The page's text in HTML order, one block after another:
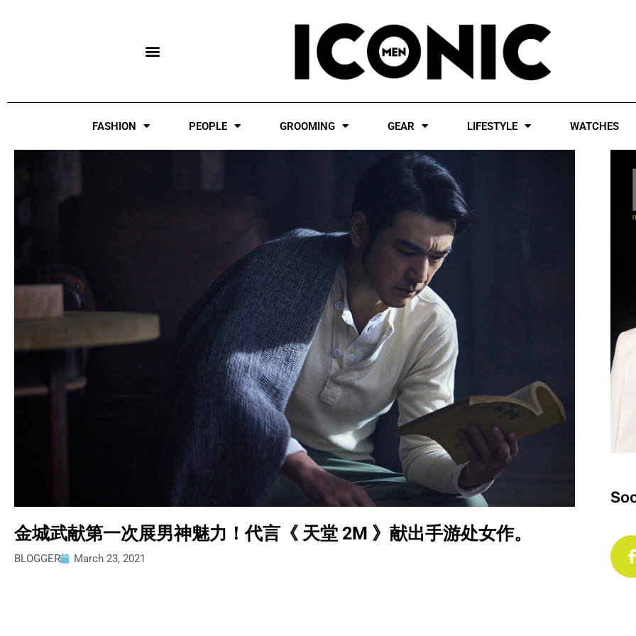
FASHION PEOPLE GROOMING GEAR LIFESTYLE WATCHES
金城武献第一次展男神魅力！代言《 天堂 2M 》献出手游处女作。
BLOGGER March 23, 2021
c